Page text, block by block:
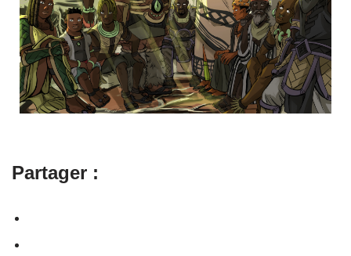
Partager :